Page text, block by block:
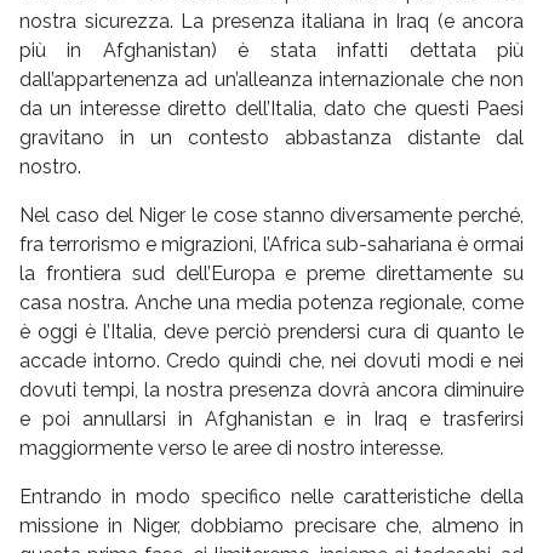
nostra sicurezza. La presenza italiana in Iraq (e ancora
più in Afghanistan) è stata infatti dettata più
dall’appartenenza ad un’alleanza internazionale che non
da un interesse diretto dell’Italia, dato che questi Paesi
gravitano in un contesto abbastanza distante dal
nostro.
Nel caso del Niger le cose stanno diversamente perché,
fra terrorismo e migrazioni, l’Africa sub-sahariana è ormai
la frontiera sud dell’Europa e preme direttamente su
casa nostra. Anche una media potenza regionale, come
è oggi è l’Italia, deve perciò prendersi cura di quanto le
accade intorno. Credo quindi che, nei dovuti modi e nei
dovuti tempi, la nostra presenza dovrà ancora diminuire
e poi annullarsi in Afghanistan e in Iraq e trasferirsi
maggiormente verso le aree di nostro interesse.
Entrando in modo specifico nelle caratteristiche della
missione in Niger, dobbiamo precisare che, almeno in